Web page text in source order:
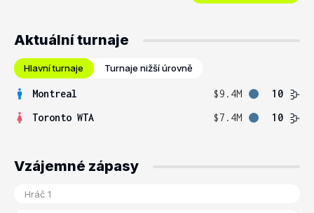
Aktuální turnaje
Hlavní turnaje Turnaje nižší úrovně
Montreal $9.4M
10
Toronto WTA
$7.4M 10
Vzájemné zápasy